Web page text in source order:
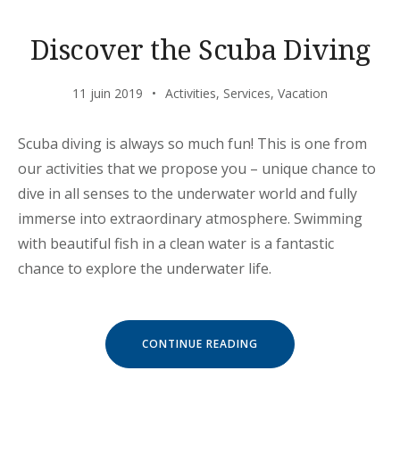
Discover the Scuba Diving
11 juin 2019 Activities, Services, Vacation
Scuba diving is always so much fun! This is one from
our activities that we propose you – unique chance to
dive in all senses to the underwater world and fully
immerse into extraordinary atmosphere. Swimming
with beautiful fish in a clean water is a fantastic
chance to explore the underwater life.
CONTINUE READING « DISCOVER
SCUBA